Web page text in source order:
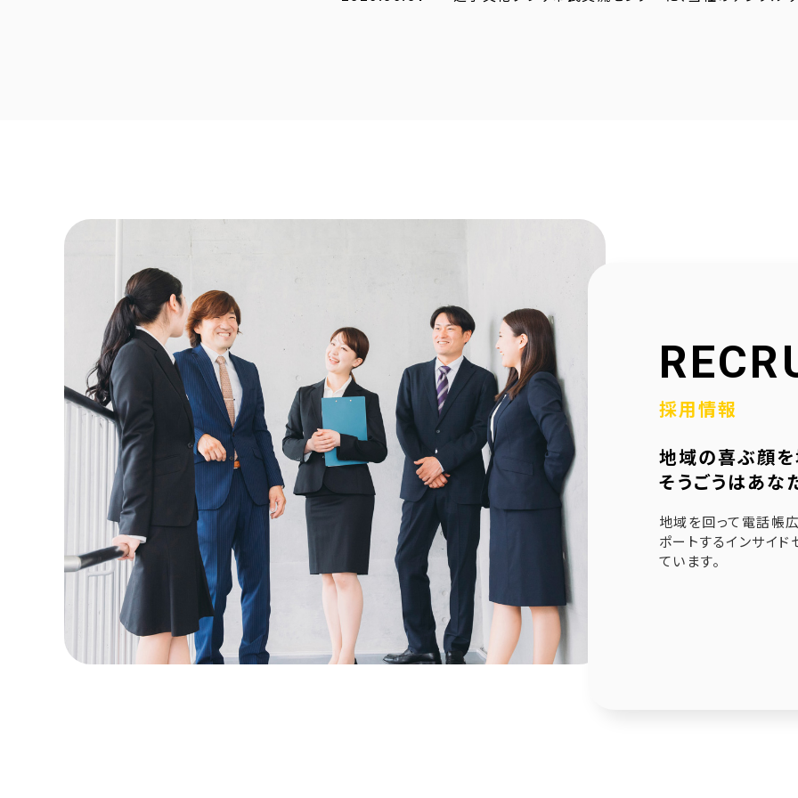
2025.12.23
2025.09.10 NPO法人様と協働でエンディングノートを制作いたし
2025.08.20 官民協働事業として「佐用町エンディングノート」を制
2025.06.21 未来創造企業更新認定式典
2025.01.23 奈良県社会福祉協議会へ寄附金寄贈
2025.01.10 産学官金連携による「Discovery IBARAKI」が発刊さ
2024.12.17 赤穂市版「わたしの終活覚書」が神戸新聞に掲載されま
2024.11.14 エンディングノート「わたしの終活覚書」書き方講座開催
2024.10.25 赤穂市エンディングノート「わたしの終活覚書」発刊式に
採用情報
地域の喜ぶ顔を
そうごうはあな
地域を回って電話帳
ポートするインサイ
ています。